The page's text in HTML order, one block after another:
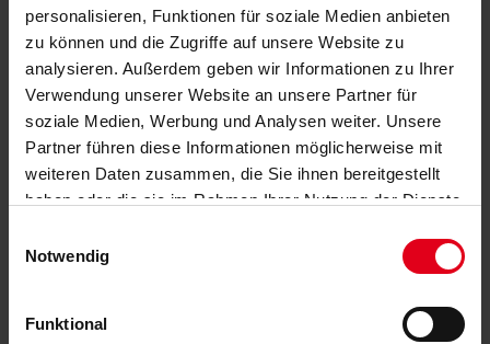
personalisieren, Funktionen für soziale Medien anbieten
zu können und die Zugriffe auf unsere Website zu
analysieren. Außerdem geben wir Informationen zu Ihrer
Verwendung unserer Website an unsere Partner für
soziale Medien, Werbung und Analysen weiter. Unsere
Partner führen diese Informationen möglicherweise mit
weiteren Daten zusammen, die Sie ihnen bereitgestellt
haben oder die sie im Rahmen Ihrer Nutzung der Dienste
Notwendig
Funktional